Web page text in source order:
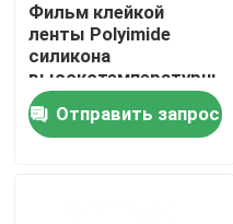
Дом
Продукты
Фильм клейкой
ленты Polyimide
силикона
высокотемпературный
Отправить запрос